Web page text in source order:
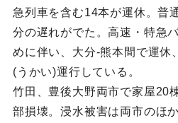
急列車を含む14本が運休。普
分の遅れがでた。高速・特急
めに伴い、大分-熊本間で運休
(うかい)運行している。
竹田、豊後大野両市で家屋20
部損壊。浸水被害は両市のほ